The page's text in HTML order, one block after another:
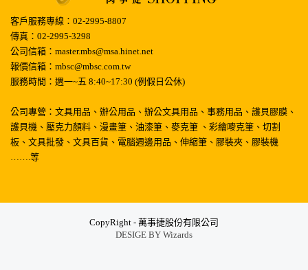
客戶服務專線：02-2995-8807
傳真：02-2995-3298
公司信箱：master.mbs@msa.hinet.net
報價信箱：mbsc@mbsc.com.tw
服務時間：週一~五 8:40~17:30 (例假日公休)
公司專營：文具用品、辦公用品、辦公文具用品、事務用品、護貝膠膜、
護貝機、壓克力顏料、漫畫筆、油漆筆、麥克筆 、彩繪嘜克筆、切割
板、文具批發、文具百貨、電腦週邊用品、伸縮筆、膠裝夾、膠裝機
…….等
CopyRight - 萬事捷股份有限公司
DESIGE BY Wizards